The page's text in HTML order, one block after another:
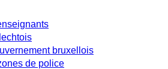
bruxellois
de police